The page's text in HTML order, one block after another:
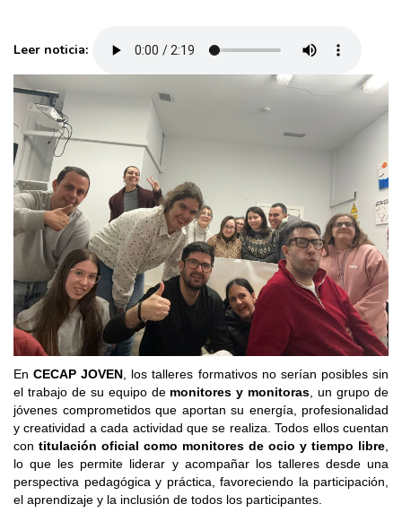
Leer noticia:
EnCECAP JOVEN , los talleres formativos no serían posibles sin
el trabajo de su equipo de monitores y monitoras , un grupo de
jóvenes comprometidos que aportan su energía, profesionalidad
y creatividad a cada actividad que se realiza. Todos ellos cuentan
con titulación oficial como monitores de ocio y tiempo libre
lo que les permite liderar y acompañar los talleres desde una
perspectiva pedagógica y práctica, favoreciendo la participación,
el aprendizaje y la inclusión de todos los participantes.